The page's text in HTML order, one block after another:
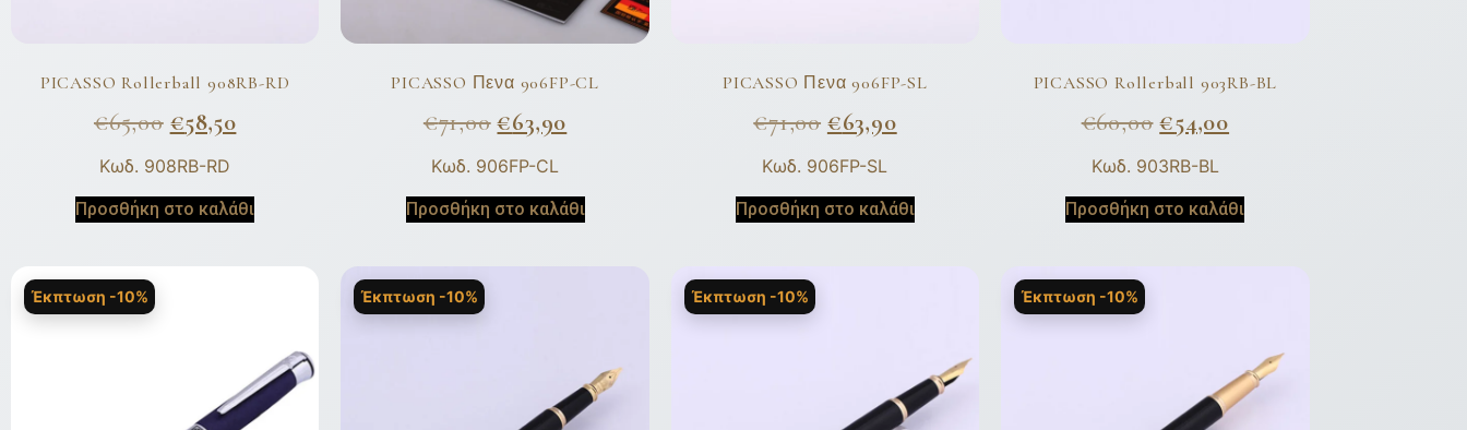
PICASSO Rollerball 908RB-RD
€65,00 €58,50
Κωδ. 908RB-RD
Προσθήκη στο καλάθι
PICASSO Πενα 906FP-CL
€71,00 €63,90
Κωδ. 906FP-CL
Προσθήκη στο καλάθι
PICASSO Πενα 906FP-SL
€71,00 €63,90
Κωδ. 906FP-SL
Προσθήκη στο καλάθι
PICASSO Rollerball 903RB-BL
€60,00 €54,00
Κωδ. 903RB-BL
Προσθήκη στο καλάθι
Έκπτωση -10% Έκπτωση -10% Έκπτωση -10% Έκπτωση -10%